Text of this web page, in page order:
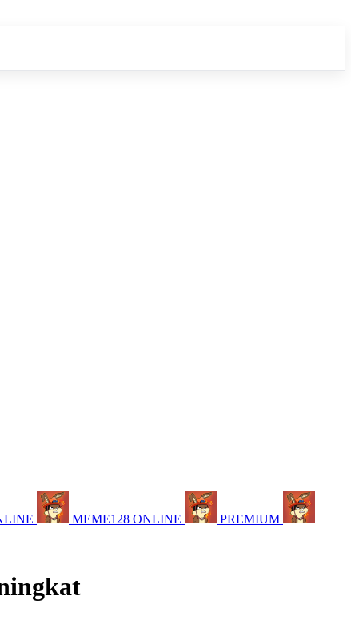
MEME128 ONLINE
PREMIUM